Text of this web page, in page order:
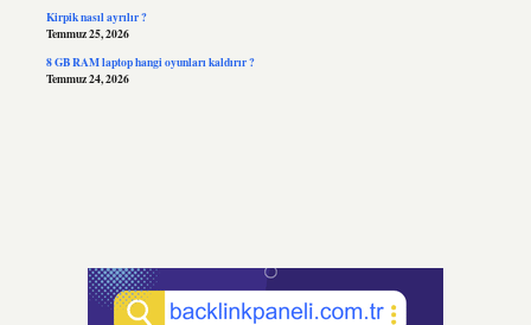
Kirpik nasıl ayrılır ?
Temmuz 25, 2026
8 GB RAM laptop hangi oyunları kaldırır ?
Temmuz 24, 2026